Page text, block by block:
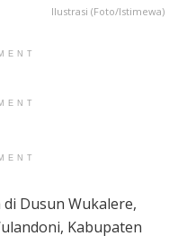
Ilustrasi (Foto/Istimewa)
Dusun Wukalere,
Kabupaten